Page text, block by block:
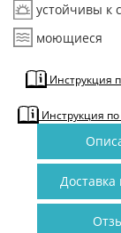
устойчивы к
моющиеся
Инструкция
Инструкция
Доставка